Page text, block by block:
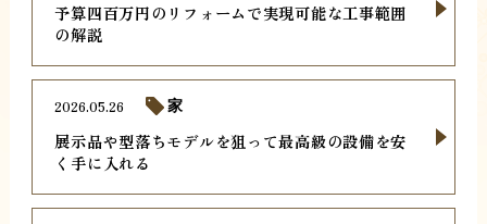
予算四百万円のリフォームで実現可能な工事範囲
の解説
展示品や型落ちモデルを狙って最高級の設備を安
く手に入れる
2026.05.26 家